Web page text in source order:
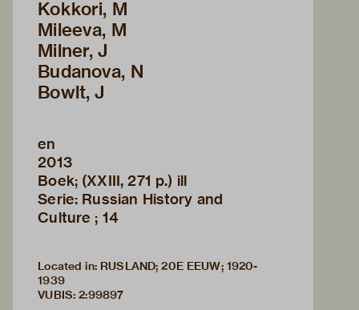
Kokkori, M
Mileeva, M
Milner, J
Budanova, N
Bowlt, J
en
2013
Boek; (XXIII, 271 p.) ill
Serie: Russian History and
Culture ; 14
Located in: RUSLAND; 20E EEUW; 1920-
1939
VUBIS: 2:99897